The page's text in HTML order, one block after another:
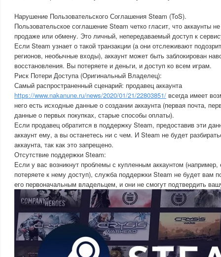
Нарушение Пользовательского Соглашения Steam (ToS).
Пользовательское соглашение Steam четко гласит, что аккаунты
продаже или обмену. Это личный, непередаваемый доступ к
Если Steam узнает о такой транзакции (а они отслеживают
регионов, необычные входы), аккаунт может быть заблокирован
восстановления. Вы потеряете и деньги, и доступ ко всем играм.
Риск Потери Доступа (Оригинальный Владелец):
Самый распространенный сценарий: продавец аккаунта
https://www.nakanune.ru/news/2020/01/21/22803851/ всегда имеет
него есть исходные данные о создании аккаунта (первая почта,
данные о первых покупках, старые способы оплаты).
Если продавец обратится в поддержку Steam, предоставив эти
аккаунт ему, а вы останетесь ни с чем. И Steam не будет
аккаунта, так как это запрещено.
Отсутствие поддержки Steam:
Если у вас возникнут проблемы с купленным аккаунтом
потеряете к нему доступ), служба поддержки Steam не будет вам
его первоначальным владельцем, и они не смогут подтвердить